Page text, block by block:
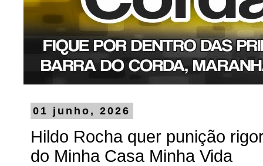
01 junho, 2026
Hildo Rocha quer punição
do Minha Casa Minha Vida